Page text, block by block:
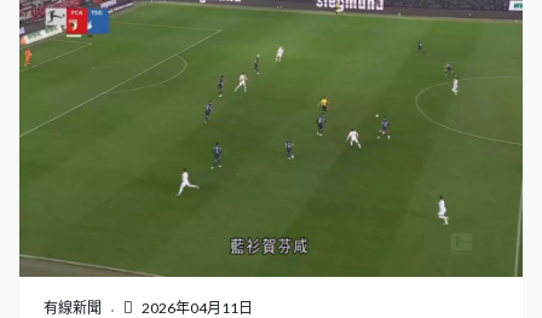
日並列領先的般斯，次回合有3個洞超標，4次造出小鳥下
以低一桿的71完成，與里德並列第二。
有線新聞 2026年04月11日